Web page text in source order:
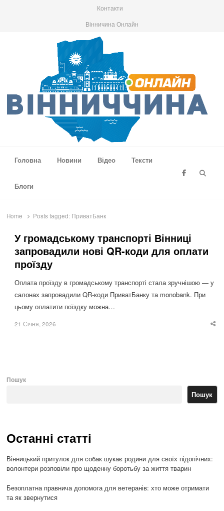
Контакти
Вінничина Онлайн
Головна
Новини Відео Тексти
Блоги
Home Posts tagged: ПриватБанк
У громадському транспорті Вінниці
запровадили нові QR-коди для оплати
проїзду
Оплата проїзду в громадському транспорті стала зручнішою — у
салонах запровадили QR-коди ПриватБанку та monobank. При
цьому оплатити поїздку можна…
21 Січня, 2026
Пошук
Пошук
Останні статті
Вінницький притулок для собак шукає родини для своїх підопічних:
волонтери розповіли про щоденну боротьбу за життя тварин
Безоплатна правнича допомога для ветеранів: хто може отримати
та як звернутися